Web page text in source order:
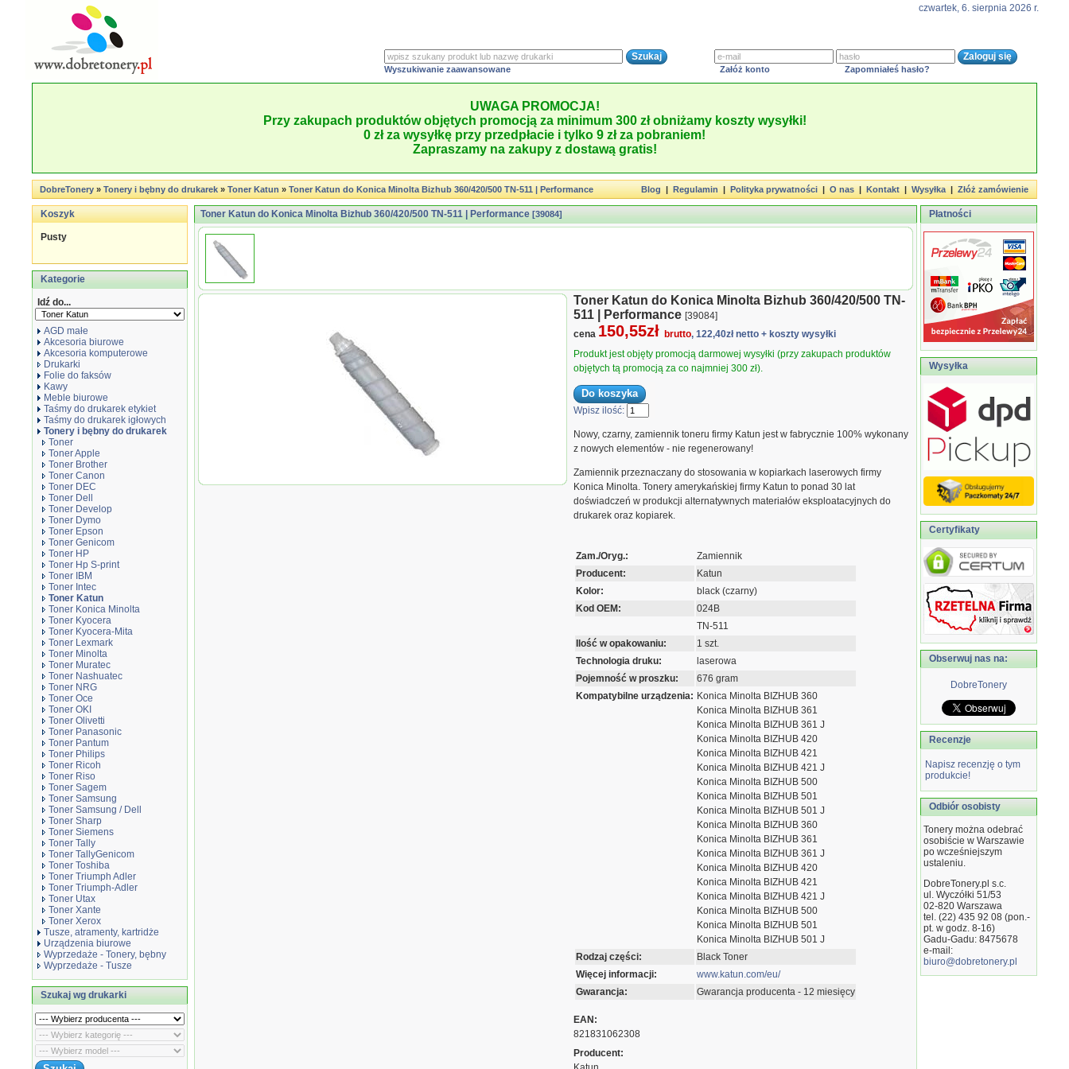
czwartek, 6. sierpnia 2026 r.
Wyszukiwanie zaawansowane Załóż konto Zapomniałeś hasło?
UWAGA PROMOCJA!
Przy zakupach produktów objętych promocją za minimum 300 zł obniżamy koszty wysyłki!
0 zł za wysyłkę przy przedpłacie i tylko 9 zł za pobraniem!
Zapraszamy na zakupy z dostawą gratis!
DobreTonery»Tonery i bębny do drukarek»Toner Katun»Toner Katun do Konica Minolta Bizhub 360/420/500 TN-511 | Performance Blog|Regulamin|Polityka prywatności|O nas|Kontakt|Wysyłka|Złóż zamówienie
Koszyk
Pusty
Kategorie
Idź do...
AGD małe
Akcesoria biurowe
Akcesoria komputerowe
Drukarki
Folie do faksów
Kawy
Meble biurowe
Taśmy do drukarek etykiet
Taśmy do drukarek igłowych
Tonery i bębny do drukarek
Toner
Toner Apple
Toner Brother
Toner Canon
Toner DEC
Toner Dell
Toner Develop
Toner Dymo
Toner Epson
Toner Genicom
Toner HP
Toner Hp S-print
Toner IBM
Toner Intec
Toner Katun
Toner Konica Minolta
Toner Kyocera
Toner Kyocera-Mita
Toner Lexmark
Toner Minolta
Toner Muratec
Toner Nashuatec
Toner NRG
Toner Oce
Toner OKI
Toner Olivetti
Toner Panasonic
Toner Pantum
Toner Philips
Toner Ricoh
Toner Riso
Toner Sagem
Toner Samsung
Toner Samsung / Dell
Toner Sharp
Toner Siemens
Toner Tally
Toner TallyGenicom
Toner Toshiba
Toner Triumph Adler
Toner Triumph-Adler
Toner Utax
Toner Xante
Toner Xerox
Tusze, atramenty, kartridże
Urządzenia biurowe
Wyprzedaże - Tonery, bębny
Wyprzedaże - Tusze
Szukaj wg drukarki
Toner Katun do Konica Minolta Bizhub 360/420/500 TN-511 | Performance [39084]
Bizhub 360/420/500 TN-511 |
Toner Katun do Konica Minolta Bizhub 360/420/500 TN-
511 | Performance [39084]
cena 150,55zł brutto, 122,40zł netto + koszty wysyłki
Produkt jest objęty promocją darmowej wysyłki (przy zakupach produktów
objętych tą promocją za co najmniej 300 zł).
Wpisz ilość:
Nowy, czarny, zamiennik toneru firmy Katun jest w fabrycznie 100% wykonany
z nowych elementów - nie regenerowany!
Zamiennik przeznaczany do stosowania w kopiarkach laserowych firmy
Konica Minolta. Tonery amerykańskiej firmy Katun to ponad 30 lat
doświadczeń w produkcji alternatywnych materiałów eksploatacyjnych do
drukarek oraz kopiarek.
Zam./Oryg.:
Zamiennik
Producent:
Katun
Kolor:
black (czarny)
Kod OEM:
024B
TN-511
Ilość w opakowaniu:
1 szt.
Technologia druku:
laserowa
Pojemność w proszku:
676 gram
Kompatybilne urządzenia: Konica Minolta BIZHUB 360
Konica Minolta BIZHUB 361
Konica Minolta BIZHUB 361 J
Konica Minolta BIZHUB 420
Konica Minolta BIZHUB 421
Konica Minolta BIZHUB 421 J
Konica Minolta BIZHUB 500
Konica Minolta BIZHUB 501
Konica Minolta BIZHUB 501 J
Konica Minolta BIZHUB 360
Konica Minolta BIZHUB 361
Konica Minolta BIZHUB 361 J
Konica Minolta BIZHUB 420
Konica Minolta BIZHUB 421
Konica Minolta BIZHUB 421 J
Konica Minolta BIZHUB 500
Konica Minolta BIZHUB 501
Konica Minolta BIZHUB 501 J
Rodzaj części:
Black Toner
Więcej informacji:
www.katun.com/eu/
Gwarancja:
Gwarancja producenta - 12 miesięcy
EAN:
821831062308
Producent:
Płatności
Wysyłka
Certyfikaty
Obserwuj nas na:
DobreTonery
Recenzje
Napisz recenzję o tym
produkcie!
Odbiór osobisty
Tonery można odebrać
osobiście w Warszawie
po wcześniejszym
ustaleniu.
DobreTonery.pl s.c.
ul. Wyczółki 51/53
02-820 Warszawa
tel. (22) 435 92 08 (pon.-
pt. w godz. 8-16)
Gadu-Gadu: 8475678
e-mail:
biuro@dobretonery.pl